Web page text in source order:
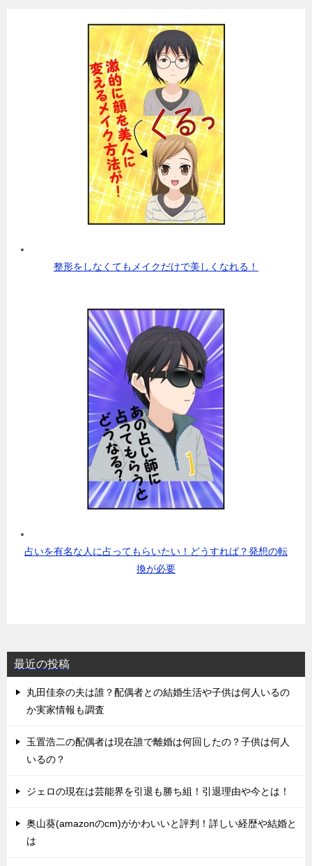
整形をしなくてもメイクだけで美しくなれる！
占いを有名な人に占ってもらいたい！どうすれば？発想の転
換が必要
最近の投稿
丸田佳奈の夫は誰？配偶者との結婚生活や子供は何人いるの
か実家情報も調査
玉置浩二の配偶者は現在誰で離婚は何回したの？子供は何人
いるの？
ジェロの現在は芸能界を引退も勝ち組！引退理由や今とは！
奥山葵(amazonのcm)がかわいいと評判！詳しい経歴や結婚と
は